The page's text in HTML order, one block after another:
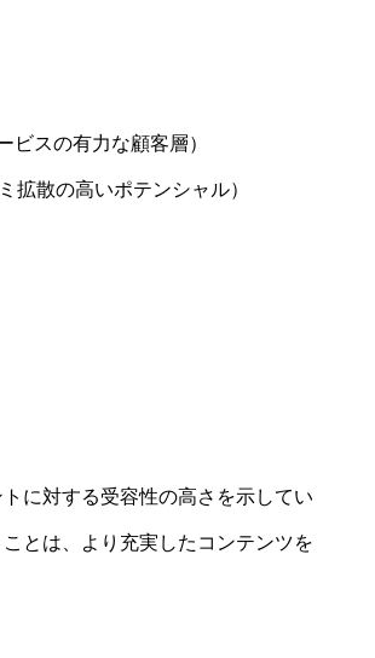
ビスの有力な顧客層）
拡散の高いポテンシャル）
に対する受容性の高さを示してい
とは、より充実したコンテンツを